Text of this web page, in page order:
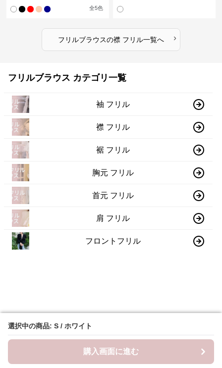
選択中の商品: S / ホワイト
購入画面に進む
選択中の商品: S / ホワイト
購入画面に進む
全5色
フリルブラウスの襟 フリル一覧へ ›
フリルブラウス カテゴリ一覧
袖 フリル
襟 フリル
裾 フリル
胸元 フリル
首元 フリル
肩 フリル
フロントフリル